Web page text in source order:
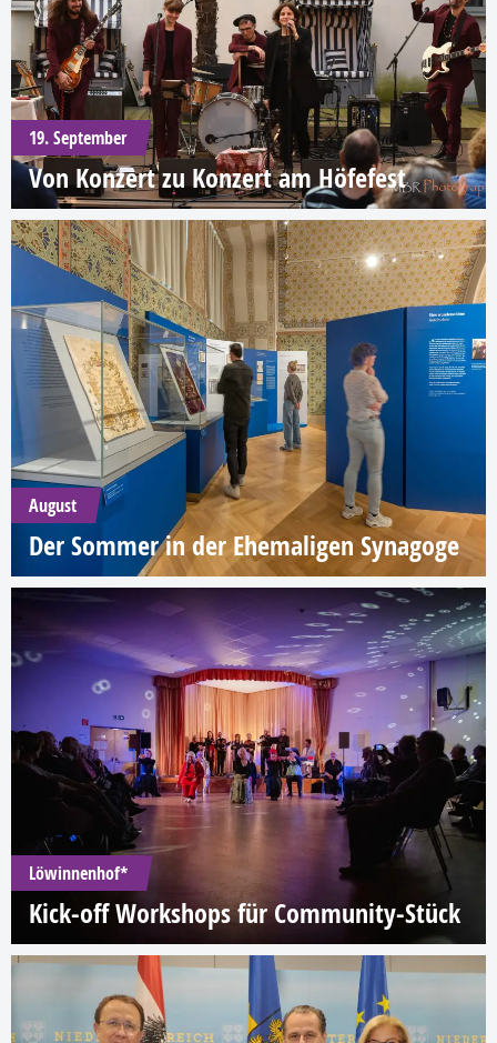
19. September
Von Konzert zu Konzert am Höfefest
August
Der Sommer in der Ehemaligen Synagoge
Löwinnenhof*
Kick-off Workshops für Community-Stück